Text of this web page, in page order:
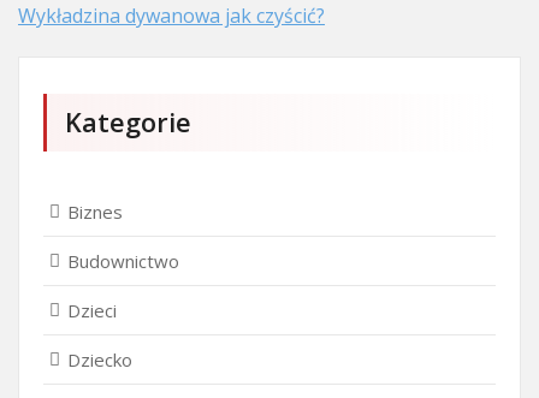
Wykładzina dywanowa jak czyścić?
Kategorie
Biznes
Budownictwo
Dzieci
Dziecko